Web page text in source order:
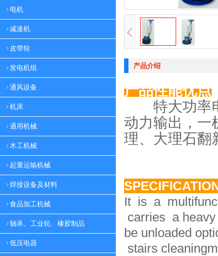
电机
减速机
皮带轮
发电机组
通风设备
机床
通用机械
木工机械
起重运输机械
焊接设备及材料
食品加工机械
轴承、工业轮、橡胶制品
低压电器
产品介绍
产品性能优点
特大功率电
动力输出，一
理、大理石翻
It is a
carries a
be unloaded
stairs